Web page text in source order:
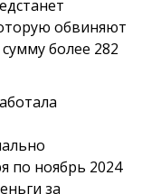
обвиняют
более 282
по ноябрь 2024
за